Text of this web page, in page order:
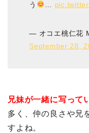
う
…
— オコエ桃仁花
September 28,
兄妹が一緒に写って
多く、仲の良さや兄
すよね。